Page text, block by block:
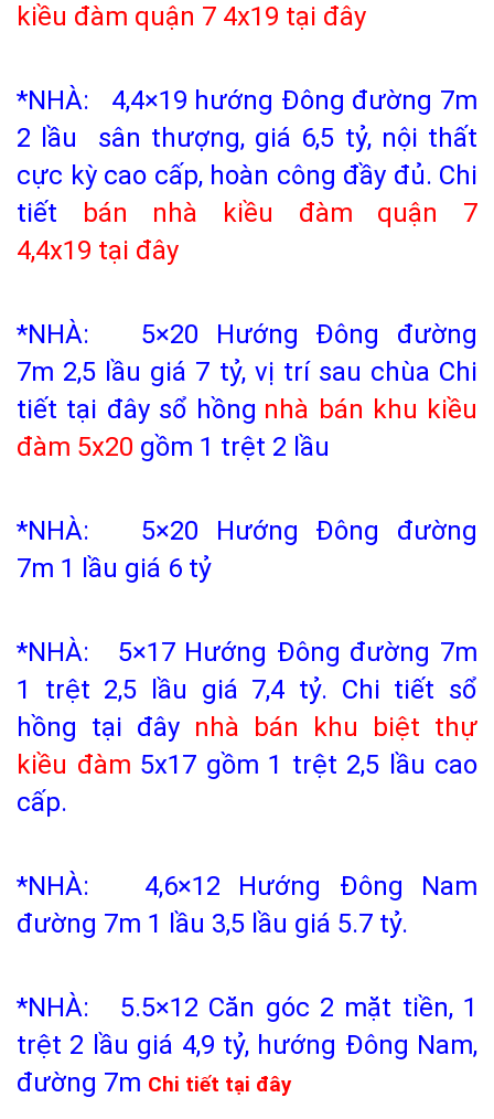
kiều đàm quận 7 4x19 tại đây
*NHÀ: 4,4×19 hướng Đông đường 7m
2 lầu sân thượng, giá 6,5 tỷ, nội thất
cực kỳ cao cấp, hoàn công đầy đủ. Chi
tiết
bán nhà kiều đàm quận 7
4,4x19 tại đây
*NHÀ: 5×20 Hướng Đông đường
7m 2,5 lầu giá 7 tỷ, vị trí sau chùa Chi
tiết tại đâysổ hồng nhà bán khu kiều
đàm 5x20 gồm 1 trệt 2 lầu
*NHÀ: 5×20 Hướng Đông đường
7m 1 lầu giá 6 tỷ
*NHÀ: 5×17 Hướng Đông đường 7m
1 trệt 2,5 lầu giá 7,4 tỷ. Chi tiết sổ
hồng tại đây nhà bán khu biệt thự
kiều đàm 5x17 gồm 1 trệt 2,5 lầu cao
cấp.
*NHÀ: 4,6×12 Hướng Đông Nam
đường 7m 1 lầu 3,5 lầu giá 5.7 tỷ.
*NHÀ: 5.5×12 Căn góc 2 mặt tiền, 1
trệt 2 lầu giá 4,9 tỷ, hướng Đông Nam,
đường 7m Chi tiết tại đây